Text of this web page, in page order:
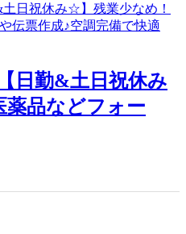
日勤&土日祝休み
品などフォー